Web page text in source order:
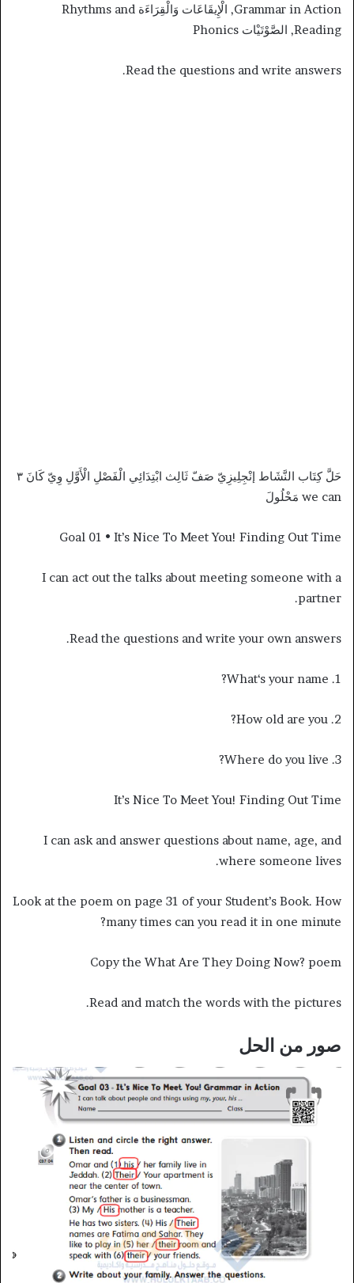
Grammar in Action, الْإِيقَاعَات وَالْقِرَاءَة Rhythms and
Reading, الصَّوْتَيْات Phonics
Read the questions and write answers.
حَلَّ كِتَاب النَّشَاط إنْجِلِيزِيّ صَفّ ثَالِث ابْتِدَائِي الْفَصْلِ الْأَوَّلِ وِيّ كَانَ ٣
we can مَحْلُولَ
Goal 01 • It’s Nice To Meet You! Finding Out Time
I can act out the talks about meeting someone with a
partner.
Read the questions and write your own answers.
1. What‘s your name?
2. How old are you?
3. Where do you live?
It’s Nice To Meet You! Finding Out Time
I can ask and answer questions about name, age, and
where someone lives.
Look at the poem on page 31 of your Student’s Book. How
many times can you read it in one minute?
Copy the What Are They Doing Now? poem
Read and match the words with the pictures.
صور من الحل